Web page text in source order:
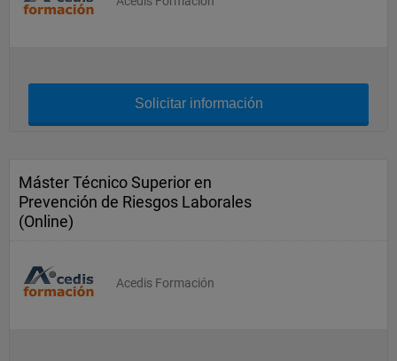
Solicitar información
Máster Técnico Superior en
Prevención de Riesgos Laborales
(Online)
Acedis Formación